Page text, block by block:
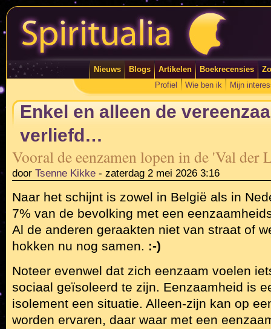
Nieuws Blogs Artikelen Boekrecensies
Profiel
Wie ben ik Mijn
Enkel en alleen de
verliefd…
Vooral de eenzamen lopen in de 'Val
door Tsenne Kikke - zaterdag 2 mei 2026 3:16
Naar het schijnt is zowel in België als in
7% van de bevolking met een
Al de anderen geraakten niet van straat of
hokken nu nog samen. :-)
Noteer evenwel dat zich eenzaam voelen
sociaal geïsoleerd te zijn. Eenzaamheid is
isolement een situatie. Alleen-zijn kan op
worden ervaren, daar waar met een